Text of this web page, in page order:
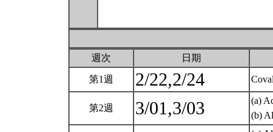
週次 日期
第1週 2/22,2/24
第2週 3/01,3/03
(a)
(b)